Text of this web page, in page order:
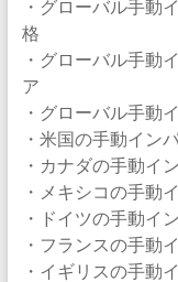
・グローバル手動
格
・グローバル手動
ア
・グローバル手動
・米国の手動イン
・カナダの手動イ
・メキシコの手動
・ドイツの手動イ
・フランスの手動
・イギリスの手動